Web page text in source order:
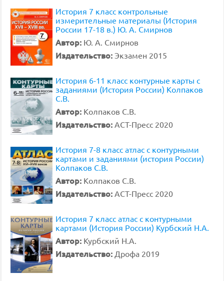
История 7 класс контрольные
измерительные материалы (История
России 17-18 в.) Ю. А. Смирнов
Автор: Ю. А. Смирнов
Издательство: Экзамен 2015
История 6-11 класс контурные карты с
заданиями (История России) Колпаков
С.В.
Автор: Колпаков С.В.
Издательство: АСТ-Пресс 2020
История 7-8 класс атлас с контурными
картами и заданиями (история России)
Колпаков С.В.
Автор: Колпаков С.В.
Издательство: АСТ-Пресс 2020
История 7 класс атлас с контурными
картами (История России) Курбский Н.А.
Автор: Курбский Н.А.
Издательство: Дрофа 2019